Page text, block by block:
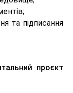
та підписання
проєкт